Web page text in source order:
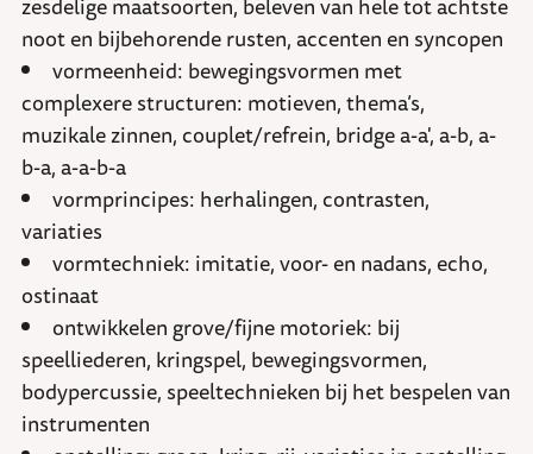
noot en bijbehorende rusten, accenten en syncopen
vormeenheid: bewegingsvormen met
complexere structuren: motieven, thema’s,
muzikale zinnen, couplet/refrein, bridge a-a', a-b, a-
b-a, a-a-b-a
vormprincipes: herhalingen, contrasten,
variaties
vormtechniek: imitatie, voor- en nadans, echo,
ostinaat
ontwikkelen grove/fijne motoriek: bij
speelliederen, kringspel, bewegingsvormen,
bodypercussie, speeltechnieken bij het bespelen van
instrumenten